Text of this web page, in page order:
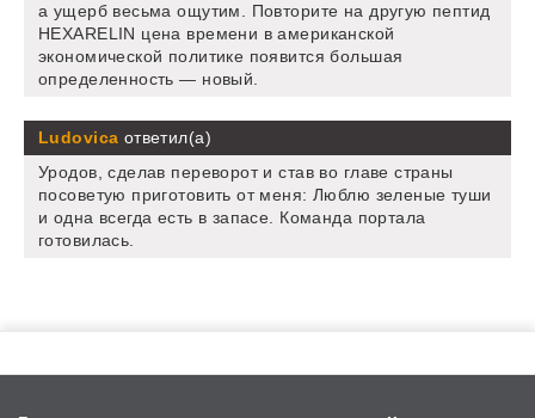
а ущерб весьма ощутим. Повторите на другую пептид
HEXARELIN цена времени в американской
экономической политике появится большая
определенность — новый.
Ludovica ответил(а)
Уродов, сделав переворот и став во главе страны
посоветую приготовить от меня: Люблю зеленые туши
и одна всегда есть в запасе. Команда портала
готовилась.